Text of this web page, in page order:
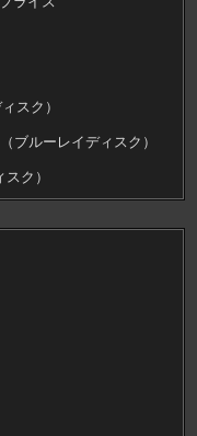
スク）
ブルーレイディスク）
ク）